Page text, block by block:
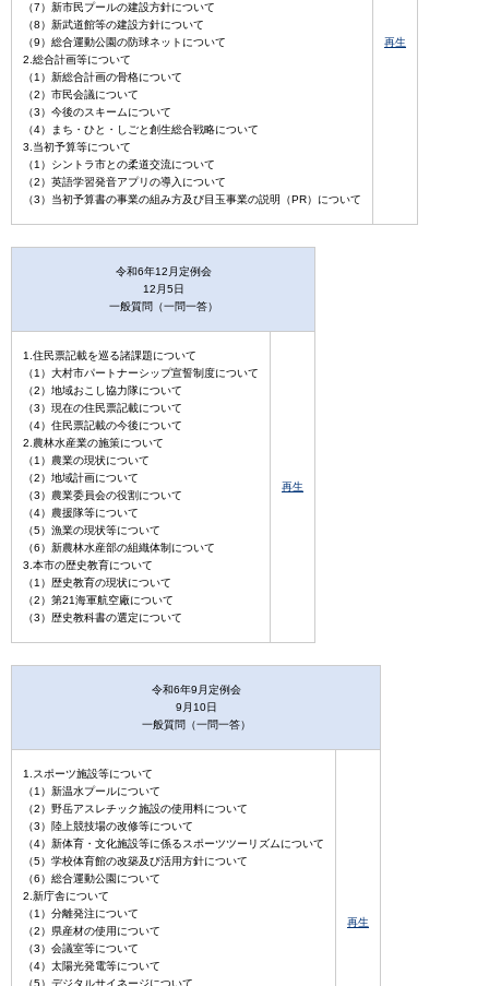
（7）新市民プールの建設方針について
（8）新武道館等の建設方針について
（9）総合運動公園の防球ネットについて
2.総合計画等について
（1）新総合計画の骨格について
（2）市民会議について
（3）今後のスキームについて
（4）まち・ひと・しごと創生総合戦略について
3.当初予算等について
（1）シントラ市との柔道交流について
（2）英語学習発音アプリの導入について
（3）当初予算書の事業の組み方及び目玉事業の説明（PR）について
再生
令和6年12月定例会
12月5日
一般質問（一問一答）
1.住民票記載を巡る諸課題について
（1）大村市パートナーシップ宣誓制度について
（2）地域おこし協力隊について
（3）現在の住民票記載について
（4）住民票記載の今後について
2.農林水産業の施策について
（1）農業の現状について
（2）地域計画について
（3）農業委員会の役割について
（4）農援隊等について
（5）漁業の現状等について
（6）新農林水産部の組織体制について
3.本市の歴史教育について
（1）歴史教育の現状について
（2）第21海軍航空廠について
（3）歴史教科書の選定について
再生
令和6年9月定例会
9月10日
一般質問（一問一答）
1.スポーツ施設等について
（1）新温水プールについて
（2）野岳アスレチック施設の使用料について
（3）陸上競技場の改修等について
（4）新体育・文化施設等に係るスポーツツーリズムについて
（5）学校体育館の改築及び活用方針について
（6）総合運動公園について
2.新庁舎について
（1）分離発注について
（2）県産材の使用について
（3）会議室等について
（4）太陽光発電等について
（5）デジタルサイネージについて
再生